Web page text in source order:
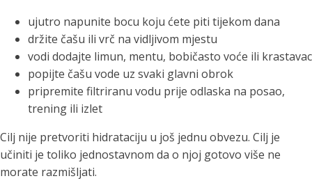
ujutro napunite bocu koju ćete piti tijekom dana
držite čašu ili vrč na vidljivom mjestu
vodi dodajte limun, mentu, bobičasto voće ili krastavac
popijte čašu vode uz svaki glavni obrok
pripremite filtriranu vodu prije odlaska na posao,
trening ili izlet
Cilj nije pretvoriti hidrataciju u još jednu obvezu. Cilj je
učiniti je toliko jednostavnom da o njoj gotovo više ne
morate razmišljati.